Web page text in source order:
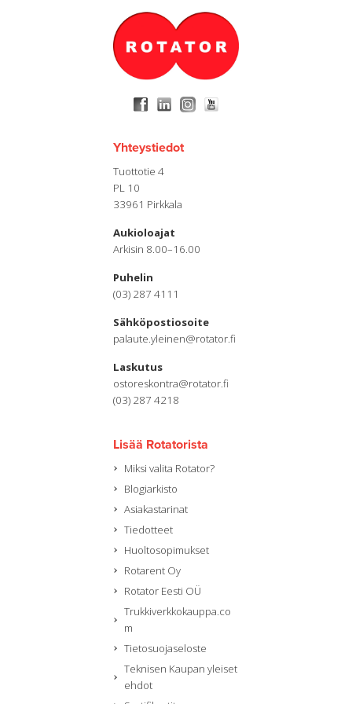
Yhteystiedot
Tuottotie 4
PL 10
33961 Pirkkala
Aukioloajat
Arkisin 8.00–16.00
Puhelin
(03) 287 4111
Sähköpostiosoite
palaute.yleinen@rotator.fi
Laskutus
ostoreskontra@rotator.fi
(03) 287 4218
Lisää Rotatorista
Miksi valita Rotator?
Blogiarkisto
Asiakastarinat
Tiedotteet
Huoltosopimukset
Rotarent Oy
Rotator Eesti OÜ
Trukkiverkkokauppa.co
m
Tietosuojaseloste
Teknisen Kaupan yleiset
ehdot